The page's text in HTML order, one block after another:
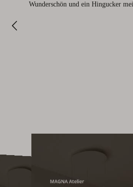
Wunderschön und ein Hingucker